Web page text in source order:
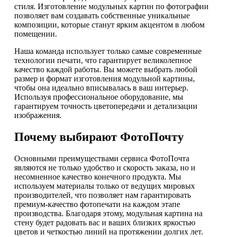
стиля. Изготовление модульных картин по фотографии
позволяет вам создавать собственные уникальные
композиции, которые станут ярким акцентом в любом
помещении.
Наша команда использует только самые современные
технологии печати, что гарантирует великолепное
качество каждой работы. Вы можете выбрать любой
размер и формат изготовления модульной картины,
чтобы она идеально вписывалась в ваш интерьер.
Используя профессиональное оборудование, мы
гарантируем точность цветопередачи и детализации
изображения.
Почему выбирают ФотоПочту
Основными преимуществами сервиса ФотоПочта
являются не только удобство и скорость заказа, но и
несомненное качество конечного продукта. Мы
используем материалы только от ведущих мировых
производителей, что позволяет нам гарантировать
премиум-качество фотопечати на каждом этапе
производства. Благодаря этому, модульная картина на
стену будет радовать вас и ваших близких яркостью
цветов и четкостью линий на протяжении долгих лет.